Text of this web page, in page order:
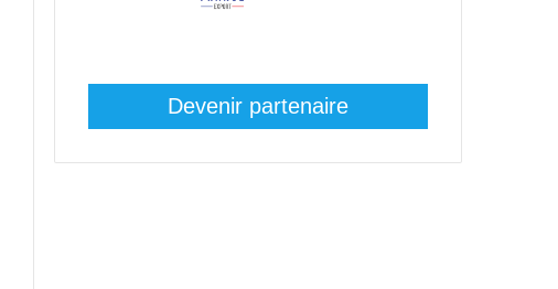
Devenir partenaire